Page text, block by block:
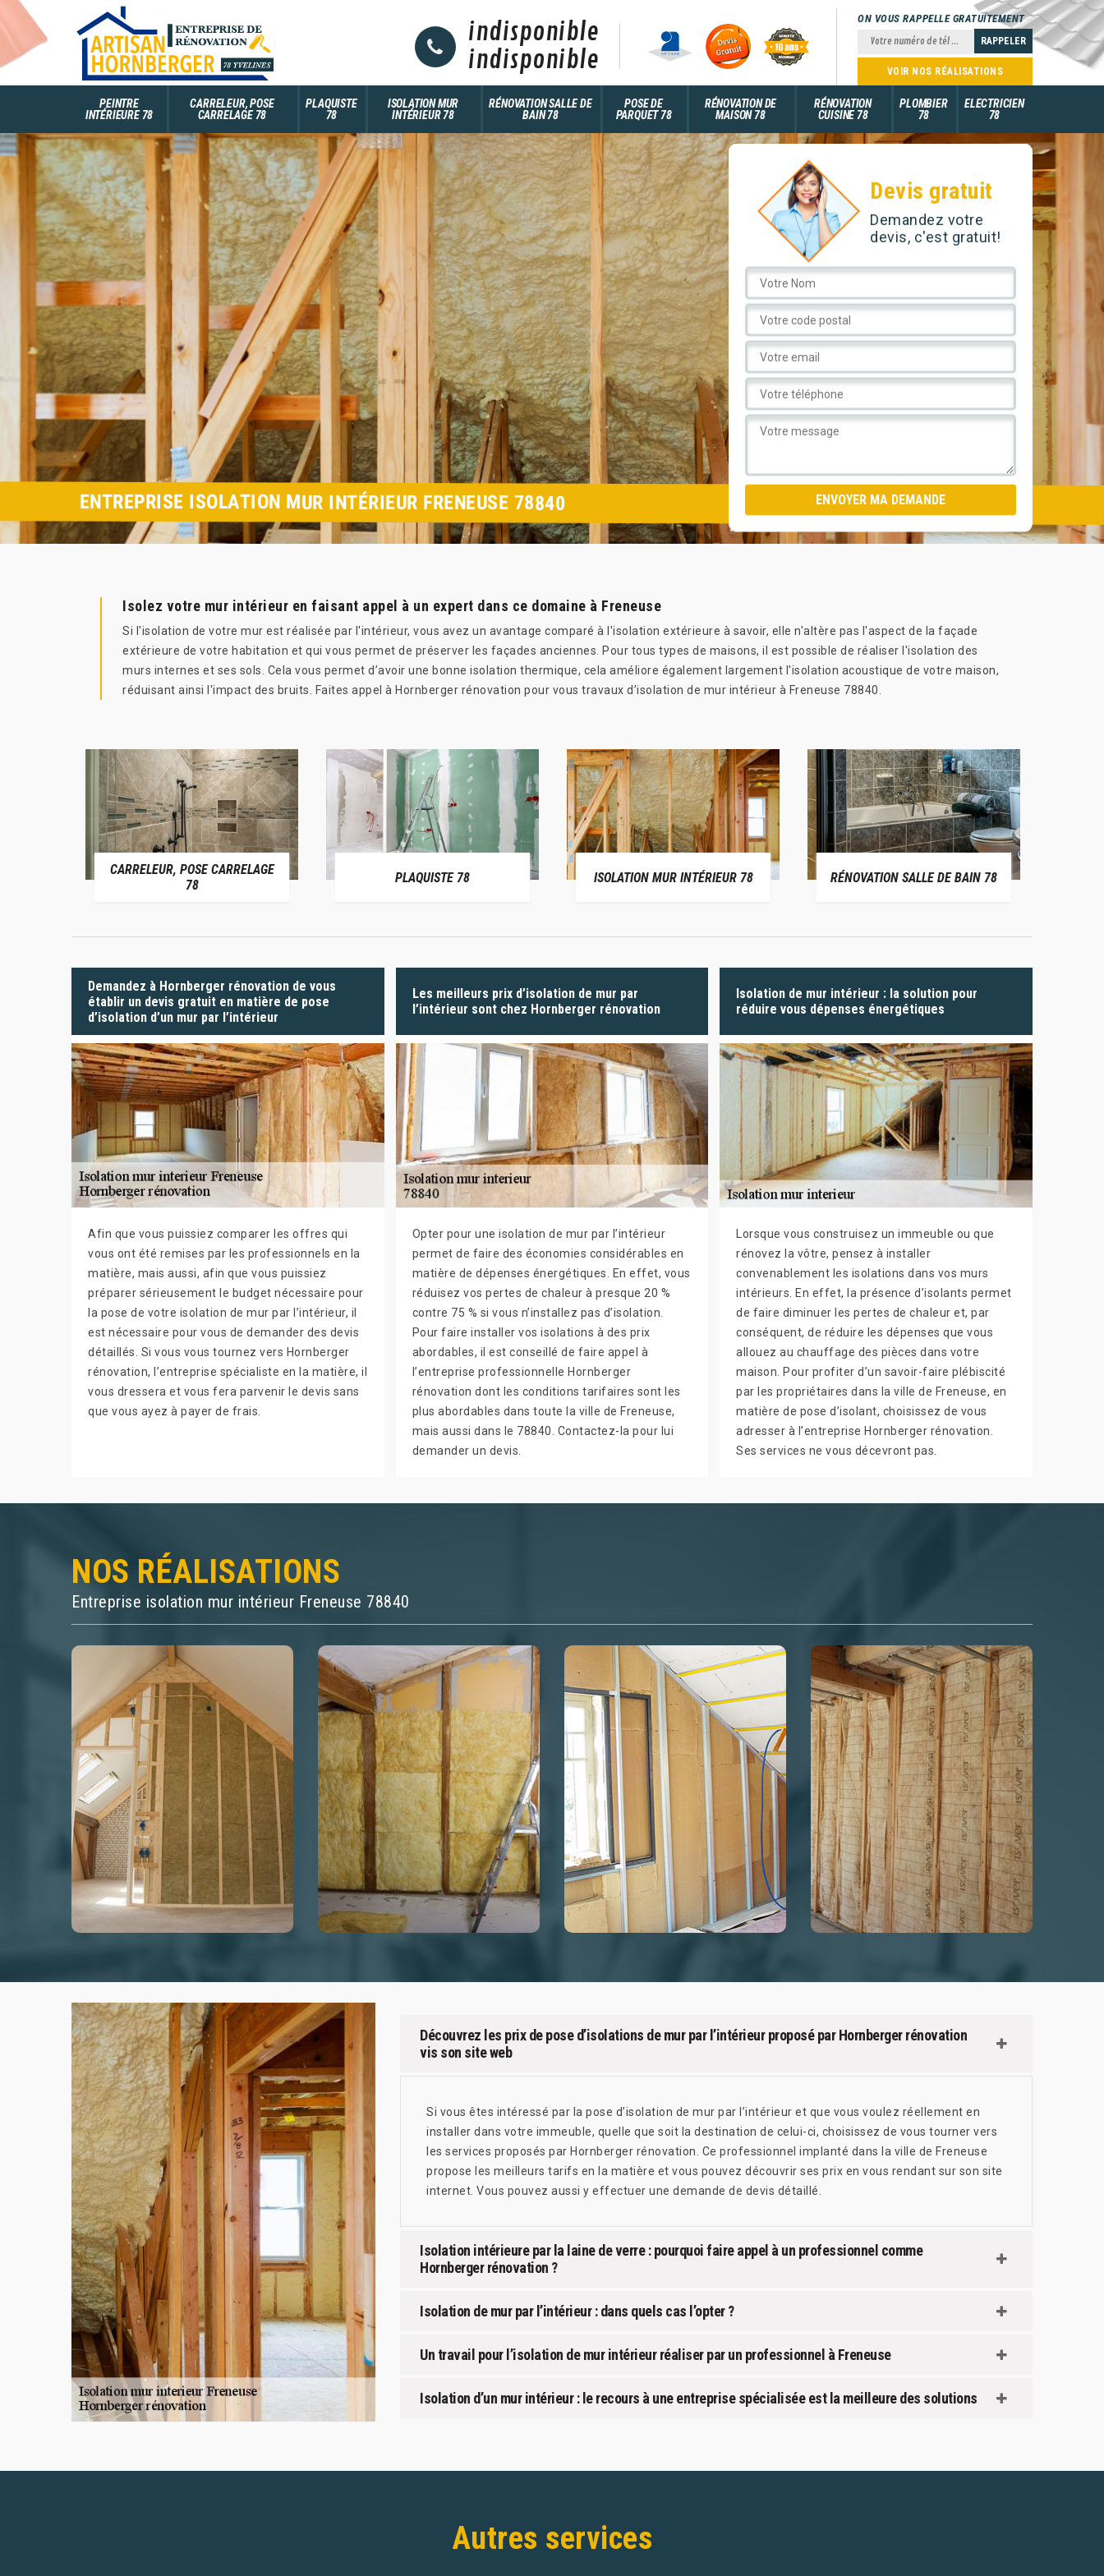
indisponible
indisponible
ON VOUS RAPPELLE GRATUITEMENT
VOIR NOS RÉALISATIONS
PEINTRE
INTÉRIEURE 78
CARRELEUR, POSE
CARRELAGE 78
PLAQUISTE
78
ISOLATION MUR
INTÉRIEUR 78
RÉNOVATION SALLE DE
BAIN 78
POSE DE
PARQUET 78
RÉNOVATION DE
MAISON 78
RÉNOVATION
CUISINE 78
PLOMBIER
78
ELECTRICIEN
78
Devis gratuit
Demandez votre
devis, c'est gratuit!
ENTREPRISE ISOLATION MUR INTÉRIEUR FRENEUSE 78840
Isolez votre mur intérieur en faisant appel à un expert dans ce domaine à Freneuse
Si l'isolation de votre mur est réalisée par l'intérieur, vous avez un avantage comparé à l'isolation extérieure à savoir, elle n'altère pas l'aspect de la façade
extérieure de votre habitation et qui vous permet de préserver les façades anciennes. Pour tous types de maisons, il est possible de réaliser l'isolation des
murs internes et ses sols. Cela vous permet d’avoir une bonne isolation thermique, cela améliore également largement l'isolation acoustique de votre maison,
réduisant ainsi l'impact des bruits. Faites appel à Hornberger rénovation pour vous travaux d’isolation de mur intérieur à Freneuse 78840.
CARRELEUR, POSE CARRELAGE
78
PLAQUISTE 78 ISOLATION MUR INTÉRIEUR 78 RÉNOVATION SALLE DE BAIN 78
Demandez à Hornberger rénovation de vous
établir un devis gratuit en matière de pose
d’isolation d’un mur par l’intérieur
Afin que vous puissiez comparer les offres qui
vous ont été remises par les professionnels en la
matière, mais aussi, afin que vous puissiez
préparer sérieusement le budget nécessaire pour
la pose de votre isolation de mur par l’intérieur, il
est nécessaire pour vous de demander des devis
détaillés. Si vous vous tournez vers Hornberger
rénovation, l’entreprise spécialiste en la matière, il
vous dressera et vous fera parvenir le devis sans
que vous ayez à payer de frais.
Les meilleurs prix d’isolation de mur par
l’intérieur sont chez Hornberger rénovation
Opter pour une isolation de mur par l’intérieur
permet de faire des économies considérables en
matière de dépenses énergétiques. En effet, vous
réduisez vos pertes de chaleur à presque 20 %
contre 75 % si vous n’installez pas d’isolation.
Pour faire installer vos isolations à des prix
abordables, il est conseillé de faire appel à
l’entreprise professionnelle Hornberger
rénovation dont les conditions tarifaires sont les
plus abordables dans toute la ville de Freneuse,
mais aussi dans le 78840. Contactez-la pour lui
demander un devis.
Isolation de mur intérieur : la solution pour
réduire vous dépenses énergétiques
Lorsque vous construisez un immeuble ou que
rénovez la vôtre, pensez à installer
convenablement les isolations dans vos murs
intérieurs. En effet, la présence d’isolants permet
de faire diminuer les pertes de chaleur et, par
conséquent, de réduire les dépenses que vous
allouez au chauffage des pièces dans votre
maison. Pour profiter d’un savoir-faire plébiscité
par les propriétaires dans la ville de Freneuse, en
matière de pose d’isolant, choisissez de vous
adresser à l’entreprise Hornberger rénovation.
Ses services ne vous décevront pas.
NOS RÉALISATIONS
Entreprise isolation mur intérieur Freneuse 78840
Découvrez les prix de pose d’isolations de mur par l’intérieur proposé par Hornberger rénovation
vis son site web
Si vous êtes intéressé par la pose d’isolation de mur par l’intérieur et que vous voulez réellement en
installer dans votre immeuble, quelle que soit la destination de celui-ci, choisissez de vous tourner vers
les services proposés par Hornberger rénovation. Ce professionnel implanté dans la ville de Freneuse
propose les meilleurs tarifs en la matière et vous pouvez découvrir ses prix en vous rendant sur son site
internet. Vous pouvez aussi y effectuer une demande de devis détaillé.
Isolation intérieure par la laine de verre : pourquoi faire appel à un professionnel comme
Hornberger rénovation ?
Isolation de mur par l’intérieur : dans quels cas l’opter ?
Un travail pour l’isolation de mur intérieur réaliser par un professionnel à Freneuse
Isolation d’un mur intérieur : le recours à une entreprise spécialisée est la meilleure des solutions
Autres services